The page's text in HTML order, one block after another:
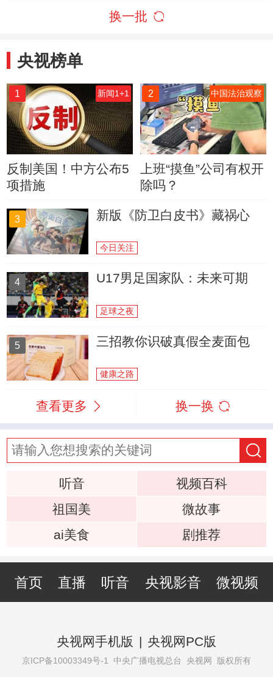
换一批
央视榜单
1 新闻1+1
反制美国！中方公布5
项措施
2 中国法治观察
上班“摸鱼”公司有权开
除吗？
3 新版《防卫白皮书》藏祸心
今日关注
4 U17男足国家队：未来可期
足球之夜
5 三招教你识破真假全麦面包
健康之路
查看更多 换一换
听音
视频百科
祖国美
微故事
ai美食
剧推荐
首页 直播 听音 央视影音 微视频
央视网手机版 | 央视网PC版
京ICP备10003349号-1 中央广播电视总台 央视网 版权所有